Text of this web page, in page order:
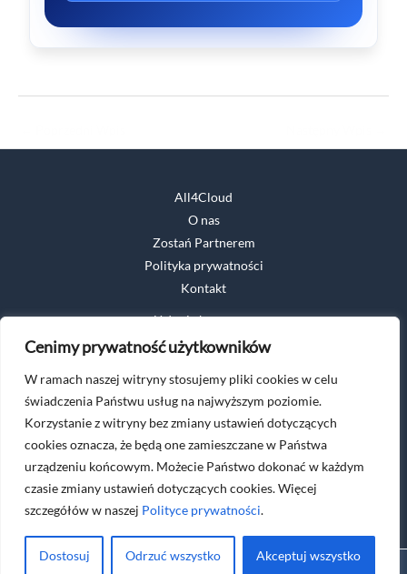
Cenimy prywatność użytkowników
W ramach naszej witryny stosujemy pliki cookies w celu
świadczenia Państwu usług na najwyższym poziomie.
Korzystanie z witryny bez zmiany ustawień dotyczących
cookies oznacza, że będą one zamieszczane w Państwa
urządzeniu końcowym. Możecie Państwo dokonać w każdym
czasie zmiany ustawień dotyczących cookies. Więcej
szczegółów w naszej Polityce prywatności.
Dostosuj Odrzuć wszystko Akceptuj wszystko
All4Cloud
O nas
Zostań Partnerem
Polityka prywatności
Kontakt
Usługi chmurowe
Cyberbezpieczeństwo
Nowoczesne środowisko pracy
Copyright © 2026 APN PROMISE